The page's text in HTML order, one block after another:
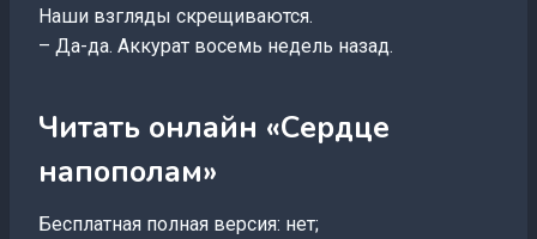
Наши взгляды скрещиваются.
– Да-да. Аккурат восемь недель назад.
Читать онлайн «Сердце
напополам»
Бесплатная полная версия: нет;